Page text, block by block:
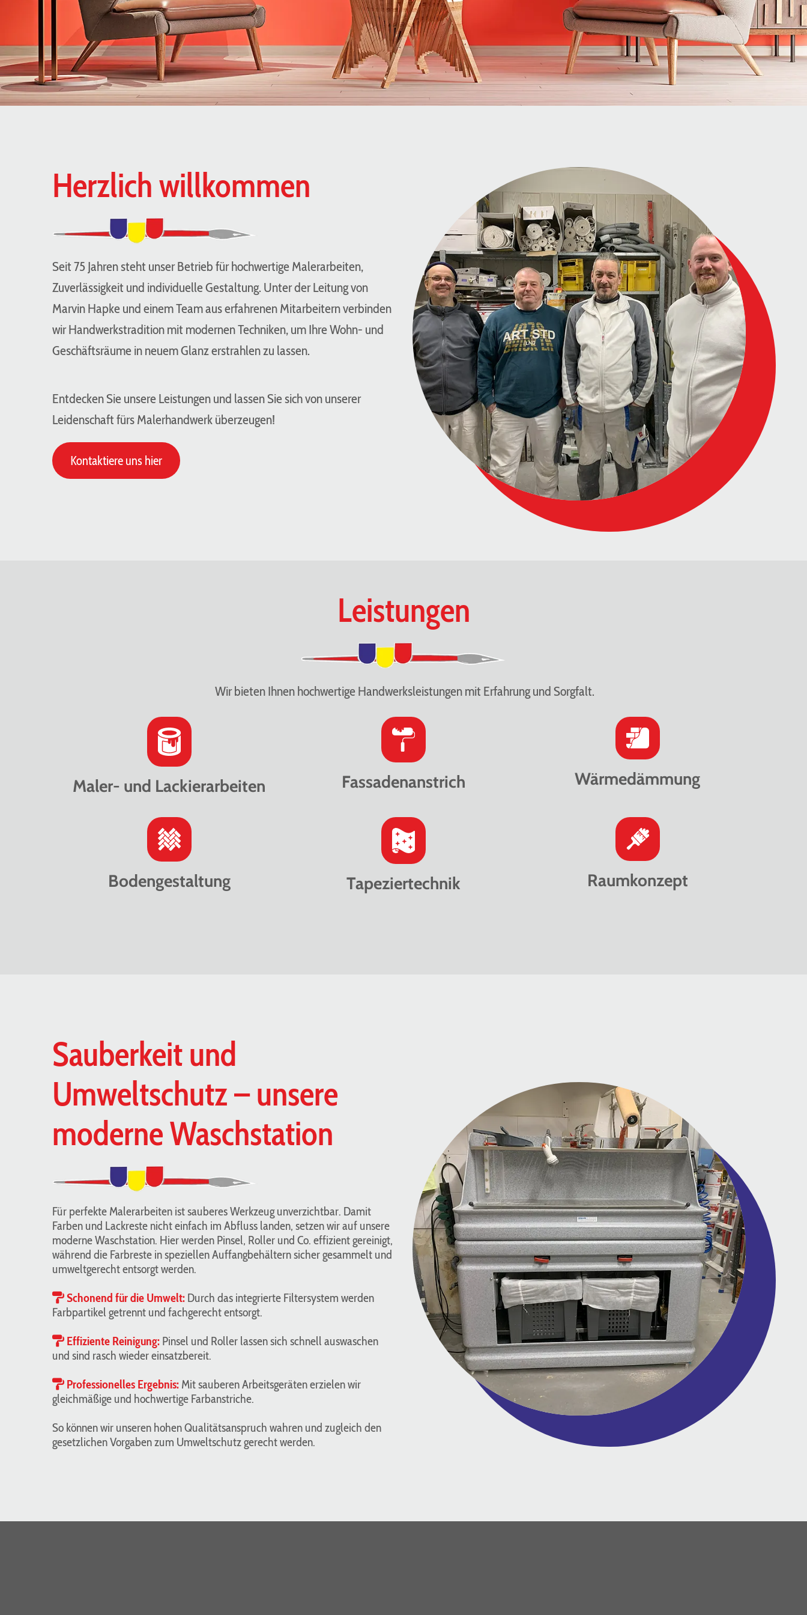
Herzlich willkommen
Seit 75 Jahren steht unser Betrieb für hochwertige Malerarbeiten,
Zuverlässigkeit und individuelle Gestaltung. Unter der Leitung von
Marvin Hapke und einem Team aus erfahrenen Mitarbeitern verbinden
wir Handwerkstradition mit modernen Techniken, um Ihre Wohn- und
Geschäftsräume in neuem Glanz erstrahlen zu lassen.
Entdecken Sie unsere Leistungen und lassen Sie sich von unserer
Leidenschaft fürs Malerhandwerk überzeugen!
Kontaktiere uns hier
Leistungen
Wir bieten Ihnen hochwertige Handwerksleistungen mit Erfahrung und Sorgfalt.
Maler- und Lackierarbeiten Fassadenanstrich Wärmedämmung
Bodengestaltung Tapeziertechnik Raumkonzept
Sauberkeit und
Umweltschutz – unsere
moderne Waschstation
Für perfekte Malerarbeiten ist sauberes Werkzeug unverzichtbar. Damit
Farben und Lackreste nicht einfach im Abfluss landen, setzen wir auf unsere
moderne Waschstation. Hier werden Pinsel, Roller und Co. effizient gereinigt,
während die Farbreste in speziellen Auffangbehältern sicher gesammelt und
umweltgerecht entsorgt werden.
Schonend für die Umwelt: Durch das integrierte Filtersystem werden
Farbpartikel getrennt und fachgerecht entsorgt.
 Effiziente Reinigung: Pinsel und Roller lassen sich schnell auswaschen
und sind rasch wieder einsatzbereit.
 Professionelles Ergebnis: Mit sauberen Arbeitsgeräten erzielen wir
gleichmäßige und hochwertige Farbanstriche.
So können wir unseren hohen Qualitätsanspruch wahren und zugleich den
gesetzlichen Vorgaben zum Umweltschutz gerecht werden.